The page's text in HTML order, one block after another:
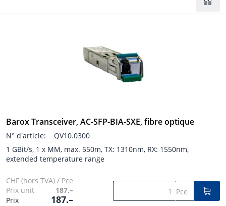
Barox Transceiver, AC-SFP-BIA-SXE, fibre optique
N° d'article:
QV10.0300
1 GBit/s, 1 x MM, max. 550m, TX: 1310nm, RX: 1550nm,
extended temperature range
CHF (hors TVA) / Pce
Prix unit
187.–
Prix
187.–
Pce